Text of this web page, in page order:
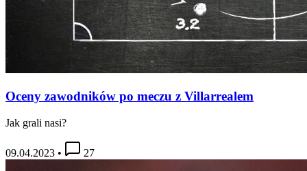
Oceny zawodników po meczu z Villarrealem
Jak grali nasi?
09.04.2023 • 27